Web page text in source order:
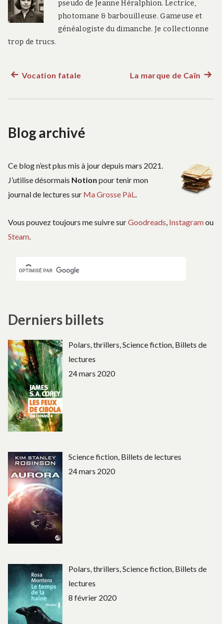
pseudo de Jeanne Héralphion. Lectrice,
photomane & barbouilleuse. Gameuse et
généalogiste du dimanche. Je collectionne
trop de trucs.
l’article
Article
Vocation fatale La marque de Caïn
Blog archivé
Ce blog n’est plus mis à jour depuis mars 2021.
J’utilise désormais Notion pour tenir mon
journal de lectures sur Ma Grosse PàL.
Vous pouvez toujours me suivre surGoodreads, Instagramou
Steam.
Derniers billets
Polars, thrillers, Science fiction, Billets de
lectures
24 mars 2020
Science fiction, Billets de lectures
24 mars 2020
Polars, thrillers, Science fiction, Billets de
lectures
8 février 2020